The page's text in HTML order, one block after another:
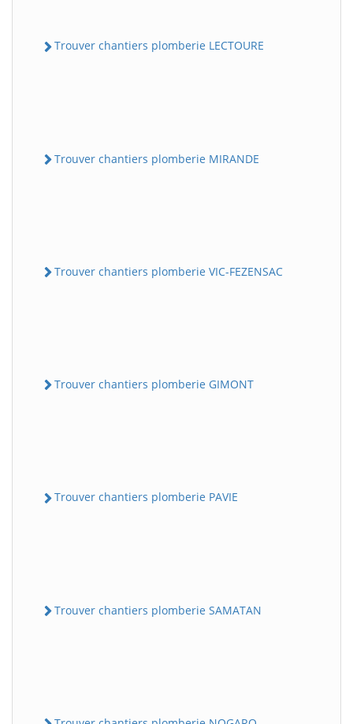
Trouver chantiers plomberie LECTOURE
Trouver chantiers plomberie MIRANDE
Trouver chantiers plomberie VIC-FEZENSAC
Trouver chantiers plomberie GIMONT
Trouver chantiers plomberie PAVIE
Trouver chantiers plomberie SAMATAN